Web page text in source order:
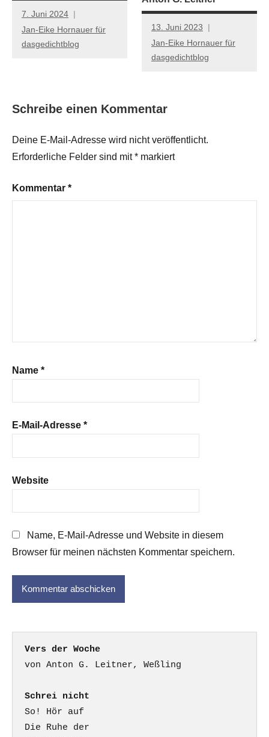
7. Juni 2024
Jan-Eike Hornauer für
dasgedichtblog
13. Juni 2023
Jan-Eike Hornauer für
dasgedichtblog
Schreibe einen Kommentar
Deine E-Mail-Adresse wird nicht veröffentlicht.
Erforderliche Felder sind mit* markiert
Kommentar *
Name *
E-Mail-Adresse *
Website
Name, E-Mail-Adresse und Website in diesem
Browser für meinen nächsten Kommentar speichern.
Vers der Woche
Schrei nicht
So! Hör auf
Die Ruhe der